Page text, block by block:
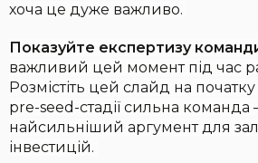
хоча це дуже важливо.
Показуйте експертизу
важливий цей момент під час
Розмістіть цей слайд на початку
pre-seed-стадії сильна команда
найсильніший аргумент для
інвестицій.